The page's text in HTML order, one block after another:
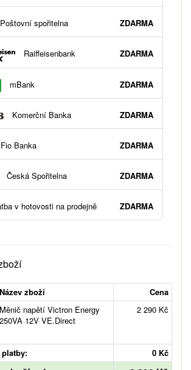
Poštovní spořitelna ZDARMA
Raiffeisenbank ZDARMA
mBank ZDARMA
Komerční Banka ZDARMA
Fio Banka ZDARMA
Česká Spořitelna ZDARMA
v hotovosti na prodejně ZDARMA
Název zboží
Cena
Měnič napětí Victron Energy
250VA 12V VE.Direct
2 290 Kč
platby: 0 Kč